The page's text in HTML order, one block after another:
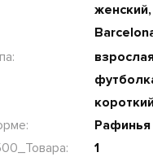
Рафинья
1